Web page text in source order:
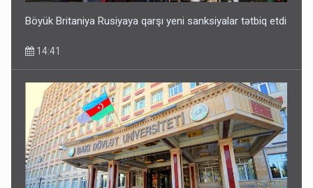
Böyük Britaniya Rusiyaya qarşı yeni sanksiyalar tətbiq etdi
14:41